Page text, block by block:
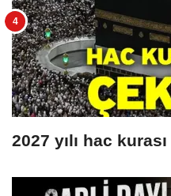
2027 yılı hac